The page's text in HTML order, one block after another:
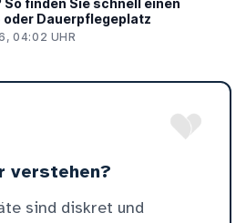
So finden Sie schnell einen
Dauerpflegeplatz
04:02 UHR
verstehen?
sind diskret und